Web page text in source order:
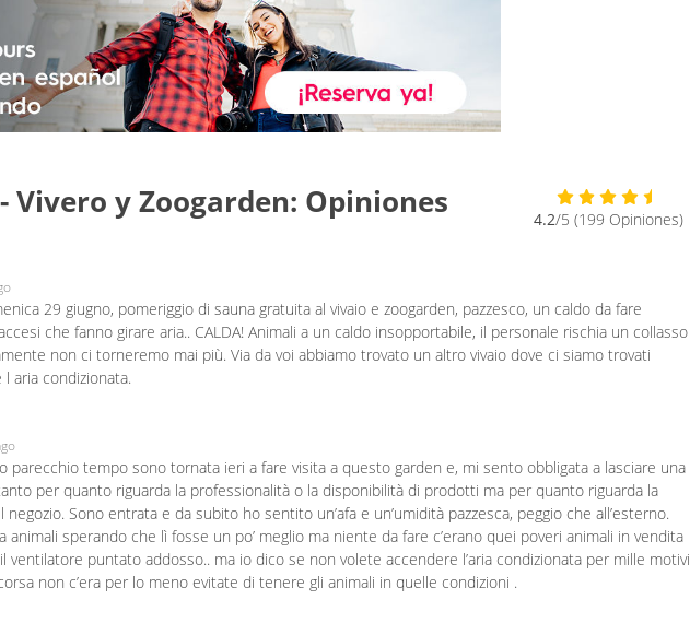
y Zoogarden: Opiniones 4.2/5 (199 Opiniones)
29 giugno, pomeriggio di sauna gratuita al vivaio e zoogarden, pazzesco, un caldo da fare
che fanno girare aria.. CALDA! Animali a un caldo insopportabile, il personale rischia un collasso
non ci torneremo mai più. Via da voi abbiamo trovato un altro vivaio dove ci siamo trovati
l aria condizionata.
parecchio tempo sono tornata ieri a fare visita a questo garden e, mi sento obbligata a lasciare una
per quanto riguarda la professionalità o la disponibilità di prodotti ma per quanto riguarda la
Sono entrata e da subito ho sentito un’afa e un’umidità pazzesca, peggio che all’esterno.
animali sperando che lì fosse un po’ meglio ma niente da fare c’erano quei poveri animali in vendita
ventilatore puntato addosso.. ma io dico se non volete accendere l’aria condizionata per mille motivi
non c’era per lo meno evitate di tenere gli animali in quelle condizioni .